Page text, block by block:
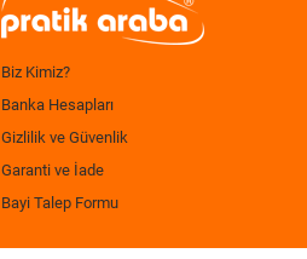
Biz Kimiz?
Banka Hesapları
Gizlilik ve Güvenlik
Garanti ve İade
Bayi Talep Formu